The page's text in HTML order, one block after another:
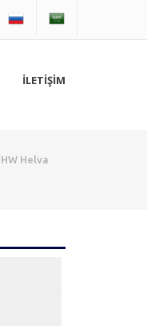
İLETİŞİM
Helva